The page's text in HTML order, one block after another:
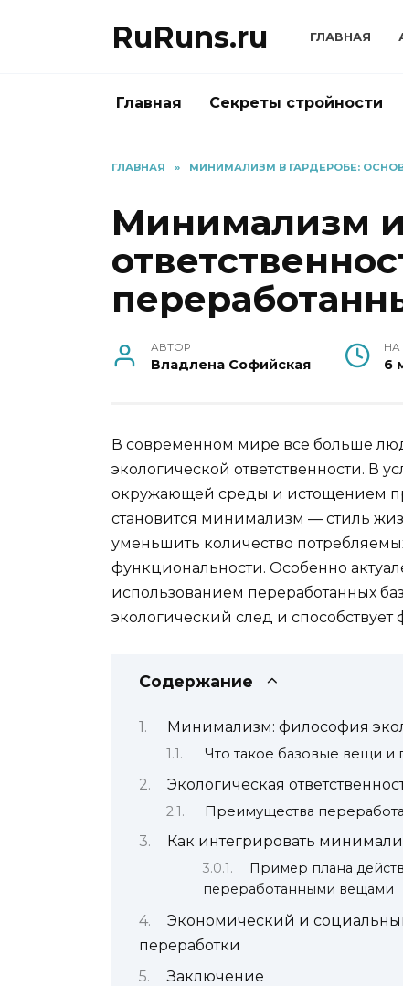
RuRuns.ru ГЛАВНАЯ
Главная Секреты стройности
ГЛАВНАЯ » МИНИМАЛИЗМ В ГАРДЕРОБЕ:
Минимализм и
АВТОР
Владлена Софийская
НА
6
В современном мире все больше
экологической ответственности. В
окружающей среды и истощением
становится минимализм — стиль
уменьшить количество
функциональности. Особенно
использованием переработанных
экологический след и
Содержание
Минимализм: философия
Что такое базовые вещи и
Экологическая
Преимущества
Как интегрировать
Пример плана
переработанными вещами
Экономический и
переработки
Заключение